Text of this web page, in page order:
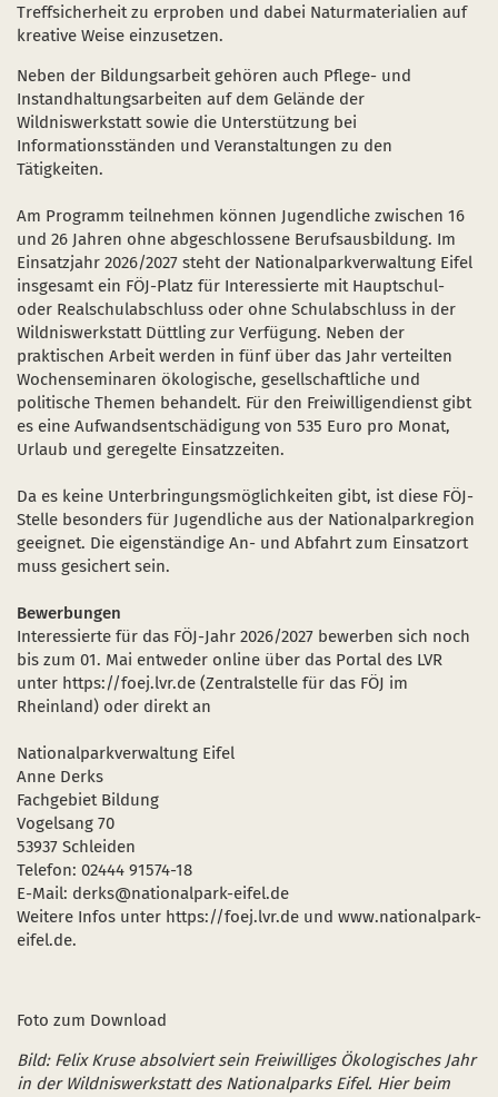
Treffsicherheit zu erproben und dabei Naturmaterialien auf
kreative Weise einzusetzen.
Neben der Bildungsarbeit gehören auch Pflege- und
Instandhaltungsarbeiten auf dem Gelände der
Wildniswerkstatt sowie die Unterstützung bei
Informationsständen und Veranstaltungen zu den
Tätigkeiten.
Am Programm teilnehmen können Jugendliche zwischen 16
und 26 Jahren ohne abgeschlossene Berufsausbildung. Im
Einsatzjahr 2026/2027 steht der Nationalparkverwaltung Eifel
insgesamt ein FÖJ-Platz für Interessierte mit Hauptschul-
oder Realschulabschluss oder ohne Schulabschluss in der
Wildniswerkstatt Düttling zur Verfügung. Neben der
praktischen Arbeit werden in fünf über das Jahr verteilten
Wochenseminaren ökologische, gesellschaftliche und
politische Themen behandelt. Für den Freiwilligendienst gibt
es eine Aufwandsentschädigung von 535 Euro pro Monat,
Urlaub und geregelte Einsatzzeiten.
Da es keine Unterbringungsmöglichkeiten gibt, ist diese FÖJ-
Stelle besonders für Jugendliche aus der Nationalparkregion
geeignet. Die eigenständige An- und Abfahrt zum Einsatzort
muss gesichert sein.
Bewerbungen
Interessierte für das FÖJ-Jahr 2026/2027 bewerben sich noch
bis zum 01. Mai entweder online über das Portal des LVR
unter https://foej.lvr.de (Zentralstelle für das FÖJ im
Rheinland) oder direkt an
Nationalparkverwaltung Eifel
Anne Derks
Fachgebiet Bildung
Vogelsang 70
53937 Schleiden
Telefon: 02444 91574-18
E-Mail: derks@nationalpark-eifel.de
Weitere Infos unter https://foej.lvr.de und www.nationalpark-
eifel.de.
Foto zum Download
Bild: Felix Kruse absolviert sein Freiwilliges Ökologisches Jahr
in der Wildniswerkstatt des Nationalparks Eifel. Hier beim